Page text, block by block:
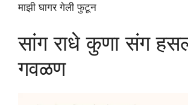
माझी घागर गेली फुटून
सांग राधे कुणा संग
गवळण